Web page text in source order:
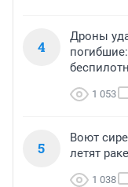
4
Дроны
1 053
5
Воют
летят
1 038